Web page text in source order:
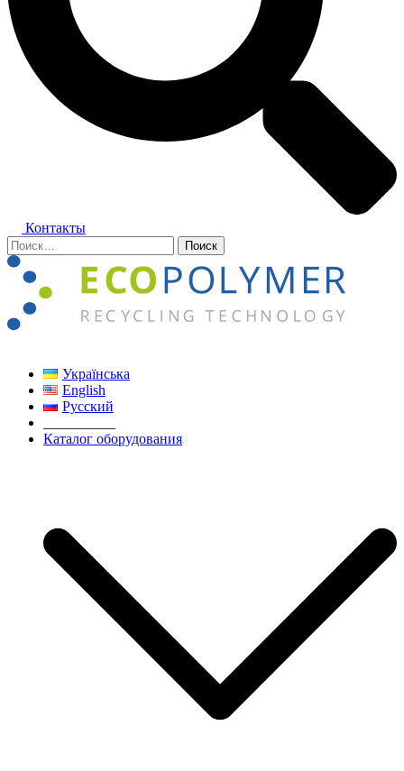
Контакты
Найти:
Українська
English
Русский
Каталог оборудования